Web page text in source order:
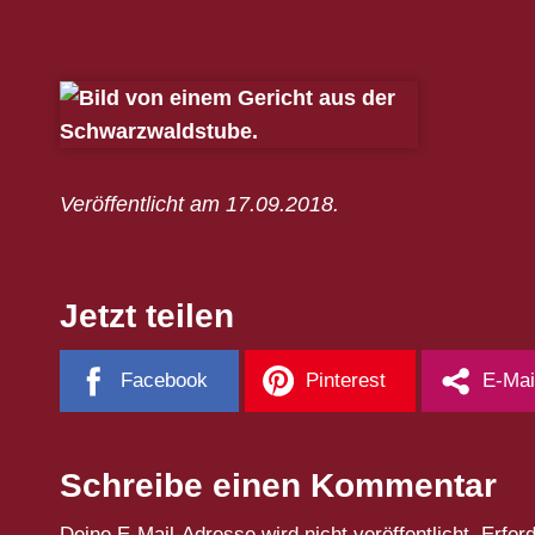
Veröffentlicht am 17.09.2018.
Jetzt teilen
Facebook Pinterest E-Mail
Schreibe einen Kommentar